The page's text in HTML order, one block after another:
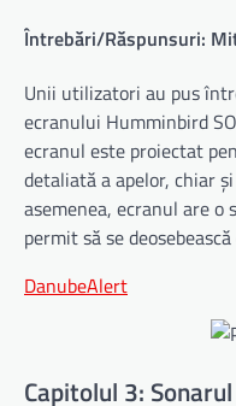
Întrebări/Răspunsuri:
Unii utilizatori au pus
ecranului Humminbird
ecranul este proiectat
detaliată a apelor, chiar
asemenea, ecranul are o
permit să se
DanubeAlert
Capitolul 3: